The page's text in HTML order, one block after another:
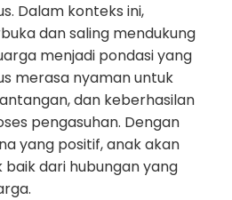
Dalam konteks ini,
dan saling mendukung
menjadi pondasi yang
merasa nyaman untuk
dan keberhasilan
pengasuhan. Dengan
yang positif, anak akan
dari hubungan yang